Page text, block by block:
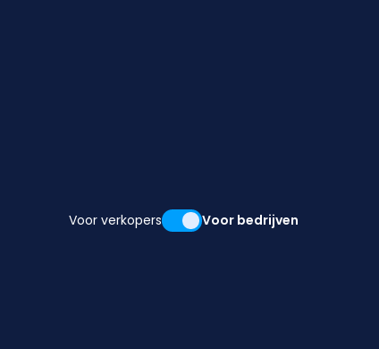
Voor verkopers Voor bedrijven